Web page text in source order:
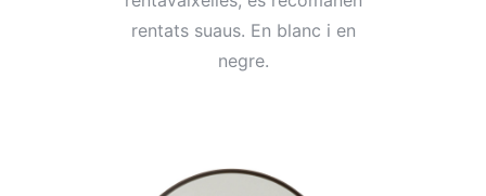
rentats suaus. En blanc i en
negre.